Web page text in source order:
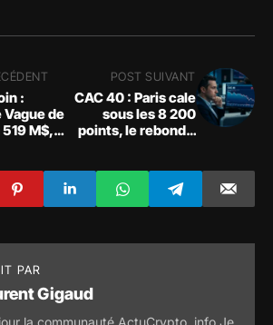
:
de
M$,
POST SUIVANT
CAC 40 : Paris cale
sous les 8 200
points, le rebond à
PAR
Gigaud
la communauté ActuCrypto .info Je